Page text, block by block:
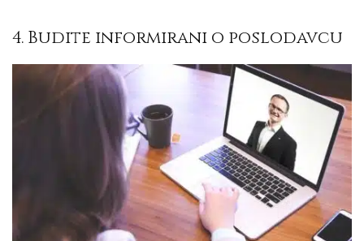
4. Budite informirani o poslodavcu